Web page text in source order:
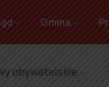
Gmina
obywatelskie